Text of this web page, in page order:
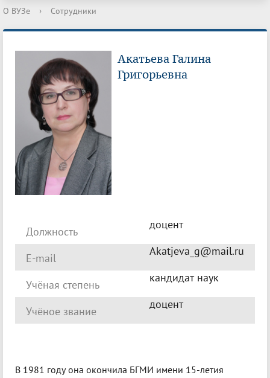
О ВУЗе › Сотрудники
Акатьева Галина
Григорьевна
Должность
доцент
E-mail
Akatjeva_g@mail.ru
Учёная степень
кандидат наук
Учёное звание
доцент
В 1981 году она окончила БГМИ имени 15-летия